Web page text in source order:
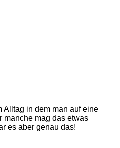
Alltag in dem man auf eine
manche mag das etwas
es aber genau das!